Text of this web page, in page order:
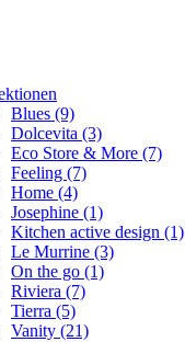
Blues (9)
Dolcevita (3)
Eco Store & More (7)
Feeling (7)
Home (4)
Josephine (1)
Kitchen active design (1)
Le Murrine (3)
On the go (1)
Riviera (7)
Tierra (5)
Vanity (21)